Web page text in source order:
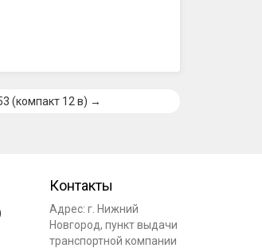
(компакт 12 в) →
Контакты
Адрес: г. Нижний
Новгород, пункт выдачи
транспортной компании